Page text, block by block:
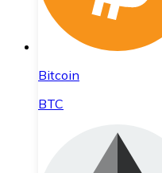
Bitcoin
BTC